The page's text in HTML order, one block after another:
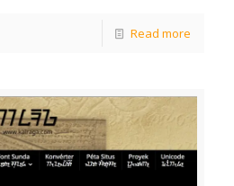
Read more